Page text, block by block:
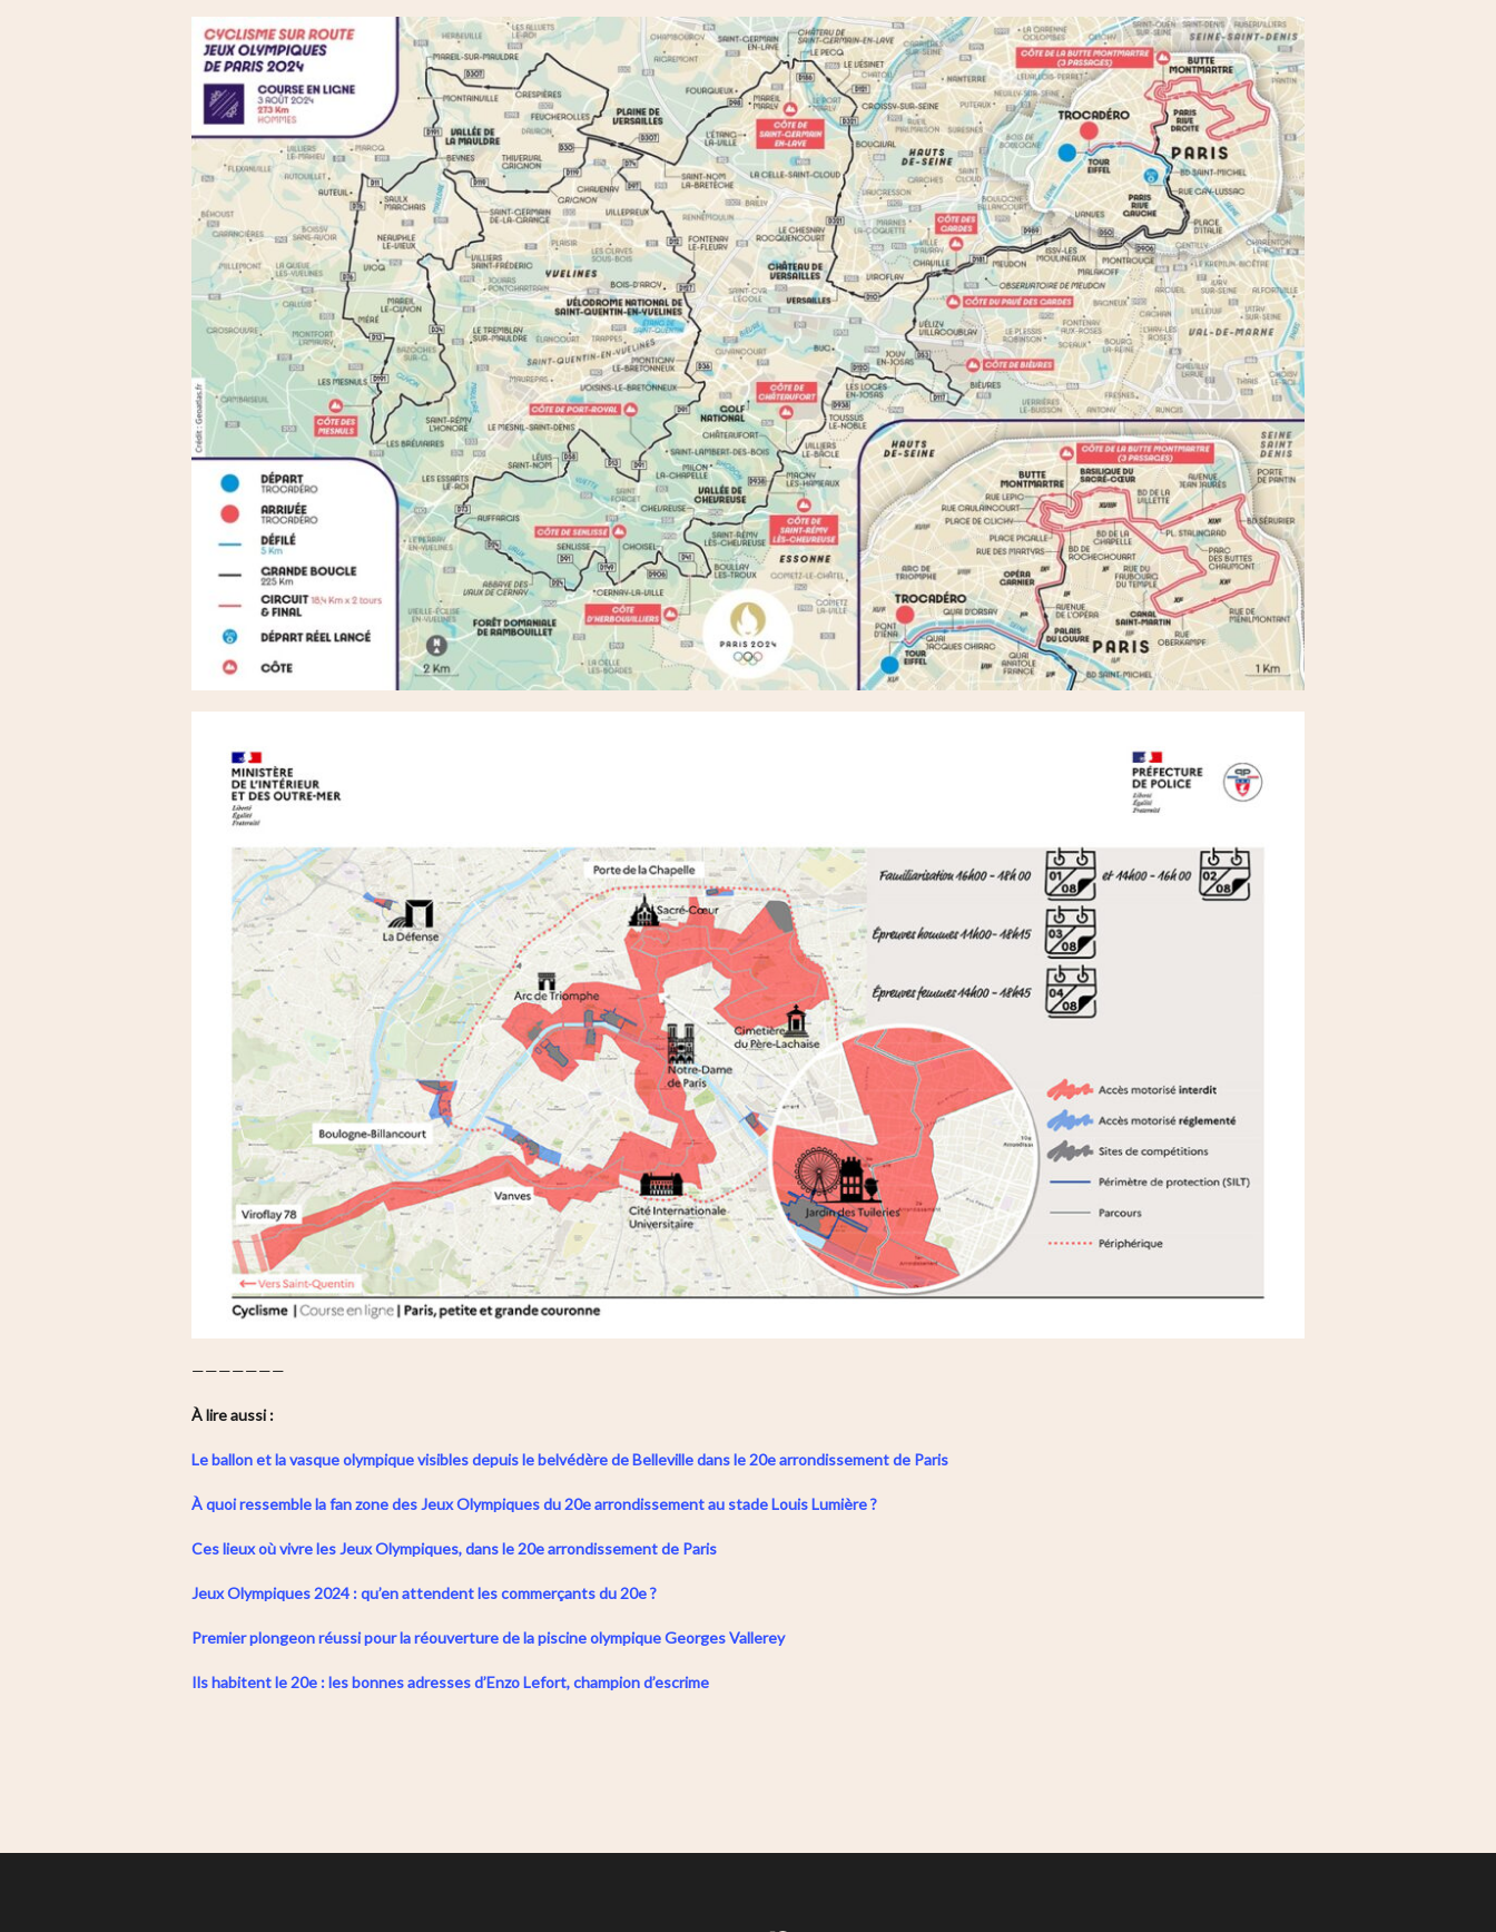
———————
À lire aussi :
Le ballon et la vasque olympique visibles depuis le belvédère de Belleville dans le 20e arrondissement de Paris
À quoi ressemble la fan zone des Jeux Olympiques du 20e arrondissement au stade Louis Lumière ?
Ces lieux où vivre les Jeux Olympiques, dans le 20e arrondissement de Paris
Jeux Olympiques 2024 : qu’en attendent les commerçants du 20e ?
Premier plongeon réussi pour la réouverture de la piscine olympique Georges Vallerey
Ils habitent le 20e : les bonnes adresses d’Enzo Lefort, champion d’escrime